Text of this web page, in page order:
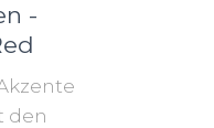
-
den